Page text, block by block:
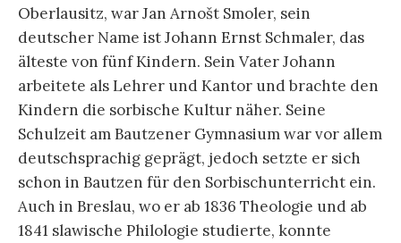
Oberlausitz, war Jan Arnošt Smoler, sein
deutscher Name ist Johann Ernst Schmaler, das
älteste von fünf Kindern. Sein Vater Johann
arbeitete als Lehrer und Kantor und brachte den
Kindern die sorbische Kultur näher. Seine
Schulzeit am Bautzener Gymnasium war vor allem
deutschsprachig geprägt, jedoch setzte er sich
schon in Bautzen für den Sorbischunterricht ein.
Auch in Breslau, wo er ab 1836 Theologie und ab
1841 slawische Philologie studierte, konnte